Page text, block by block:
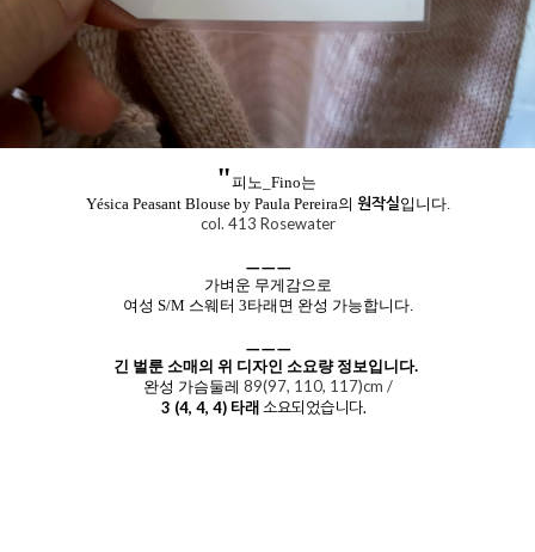
"피노_Fino는
Yésica Peasant Blouse by Paula Pereira의 원작실입니다.
col. 413 Rosewater
ㅡㅡㅡ
가벼운 무게감으로
여성 S/M 스웨터 3타래면 완성 가능합니다.
ㅡㅡㅡ
긴 벌룬 소매의 위 디자인 소요량 정보입니다.
완성 가슴둘레 89(97, 110, 117)cm /
3 (4, 4, 4) 타래 소요되었습니다.